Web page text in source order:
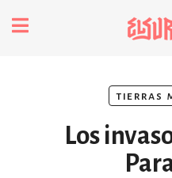
Futuros
Soberanas
tierras
Los